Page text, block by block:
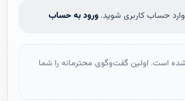
وارد حساب کاربری شوید. ورود به حساب
است. اولین گفت‌وگوی محترمانه را شما